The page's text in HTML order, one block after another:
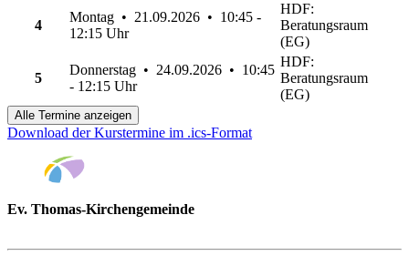
4
Montag • 21.09.2026 • 10:45 -
12:15 Uhr
HDF:
Beratungsraum
(EG)
5
Donnerstag • 24.09.2026 • 10:45
- 12:15 Uhr
HDF:
Beratungsraum
(EG)
Alle Termine anzeigen
Download der Kurstermine im .ics-Format
Ev. Thomas-Kirchengemeinde